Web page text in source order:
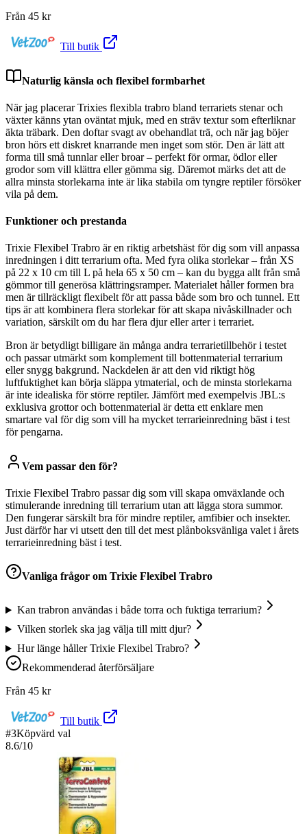
Från 45 kr
Till butik
Naturlig känsla och flexibel formbarhet
När jag placerar Trixies flexibla trabro bland terrariets stenar och
växter känns ytan oväntat mjuk, med en sträv textur som efterliknar
äkta träbark. Den doftar svagt av obehandlat trä, och när jag böjer
bron hörs ett diskret knarrande men inget som stör. Den är lätt att
forma till små tunnlar eller broar – perfekt för ormar, ödlor eller
grodor som vill klättra eller gömma sig. Däremot märks det att de
allra minsta storlekarna inte är lika stabila om tyngre reptiler försöker
vila på dem.
Funktioner och prestanda
Trixie Flexibel Trabro är en riktig arbetshäst för dig som vill anpassa
inredningen i ditt terrarium ofta. Med fyra olika storlekar – från XS
på 22 x 10 cm till L på hela 65 x 50 cm – kan du bygga allt från små
gömmor till generösa klättringsramper. Materialet håller formen bra
men är tillräckligt flexibelt för att passa både som bro och tunnel. Ett
tips är att kombinera flera storlekar för att skapa nivåskillnader och
variation, särskilt om du har flera djur eller arter i terrariet.
Bron är betydligt billigare än många andra terrarietillbehör i testet
och passar utmärkt som komplement till bottenmaterial terrarium
eller snygg bakgrund. Nackdelen är att den vid riktigt hög
luftfuktighet kan börja släppa ytmaterial, och de minsta storlekarna
är inte idealiska för större reptiler. Jämfört med exempelvis JBL:s
exklusiva grottor och bottenmaterial är detta ett enklare men
smartare val för dig som vill ha mycket terrarieinredning bäst i test
för pengarna.
Vem passar den för?
Trixie Flexibel Trabro passar dig som vill skapa omväxlande och
stimulerande inredning till terrarium utan att lägga stora summor.
Den fungerar särskilt bra för mindre reptiler, amfibier och insekter.
Just därför har vi utsett den till det mest plånboksvänliga valet i årets
terrarieinredning bäst i test.
Vanliga frågor om Trixie Flexibel Trabro
Kan trabron användas i både torra och fuktiga terrarium?
Vilken storlek ska jag välja till mitt djur?
Hur länge håller Trixie Flexibel Trabro?
Rekommenderad återförsäljare
Från 45 kr
Till butik
#3Köpvärd val
8.6/10